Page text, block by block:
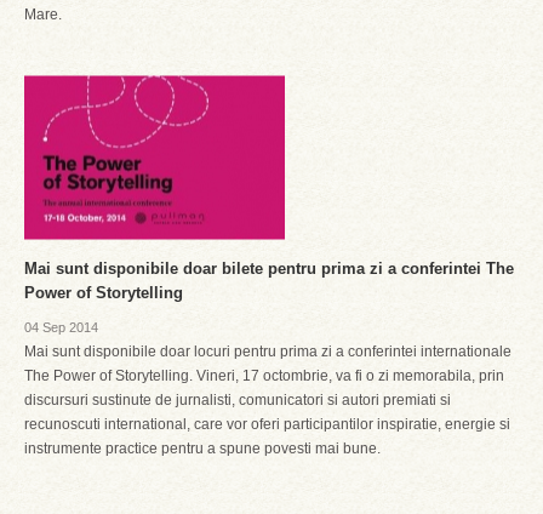
Mare.
Mai sunt disponibile doar bilete pentru prima zi a conferintei The
Power of Storytelling
04 Sep 2014
Mai sunt disponibile doar locuri pentru prima zi a conferintei internationale
The Power of Storytelling. Vineri, 17 octombrie, va fi o zi memorabila, prin
discursuri sustinute de jurnalisti, comunicatori si autori premiati si
recunoscuti international, care vor oferi participantilor inspiratie, energie si
instrumente practice pentru a spune povesti mai bune.